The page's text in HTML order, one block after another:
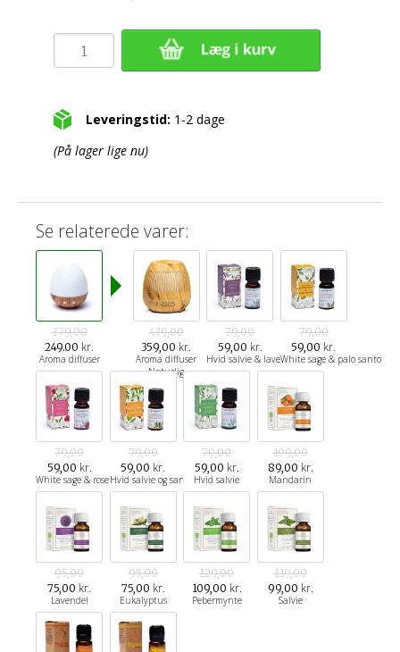
Leveringstid: 1-2 dage
(På lager lige nu)
Se relaterede varer:
379,00
249.00 kr.
Aroma diffuser
439,00
359,00 kr.
Aroma diffuser
Naturlig
79,00
59,00 kr.
Hvid salvie & lavendel
79,00
59,00 kr.
White sage & palo santo
79,00
59,00 kr.
White sage & rose
79,00
59,00 kr.
Hvid salvie og sandeltræ
79,00
59,00 kr.
Hvid salvie
109,00
89,00 kr.
Mandarin
95,00
75,00 kr.
Lavendel
95,00
75,00 kr.
Eukalyptus
129,00
109,00 kr.
Pebermynte
119,00
99,00 kr.
Salvie